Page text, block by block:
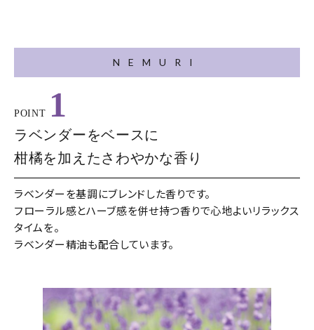
NEMURI
POINT 1
ラベンダーをベースに
柑橘を加えたさわやかな香り
ラベンダーを基調にブレンドした香りです。
フローラル感とハーブ感を併せ持つ香りで心地よいリラックス
タイムを。
ラベンダー精油も配合しています。